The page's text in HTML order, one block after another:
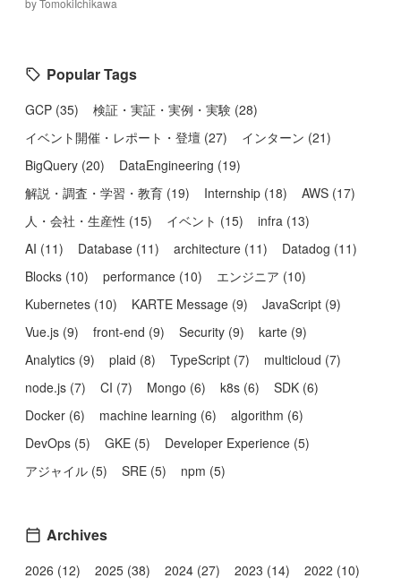
byTomokiIchikawa
Popular Tags
GCP (35) 検証・実証・実例・実験 (28)
イベント開催・レポート・登壇 (27) インターン (21)
BigQuery (20) DataEngineering (19)
解説・調査・学習・教育 (19) Internship (18) AWS (17)
人・会社・生産性 (15) イベント (15) infra (13)
AI (11) Database (11) architecture (11) Datadog (11)
Blocks (10) performance (10) エンジニア (10)
Kubernetes (10) KARTE Message (9) JavaScript (9)
Vue.js (9) front-end (9) Security (9) karte (9)
Analytics (9) plaid (8) TypeScript (7) multicloud (7)
node.js (7) CI (7) Mongo (6) k8s (6) SDK (6)
Docker (6) machine learning (6) algorithm (6)
DevOps (5) GKE (5) Developer Experience (5)
アジャイル (5) SRE (5) npm (5)
Archives
2026 (12) 2025 (38) 2024 (27) 2023 (14)
2022 (10)